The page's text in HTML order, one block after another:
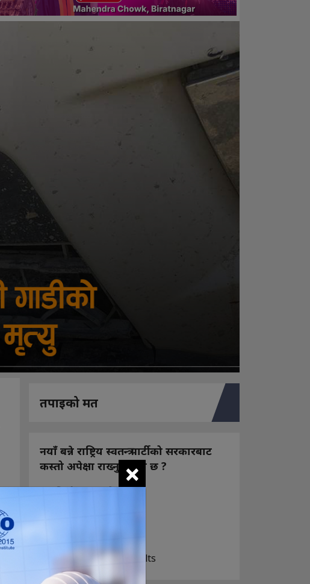
तपाइको मत
नयाँ बन्ने राष्ट्रिय स्वतन्त्र पार्टीको सरकारबाट
कस्तो अपेक्षा राख्नुभएको छ ?
निक्कै आशावादी छौ
View Results
×